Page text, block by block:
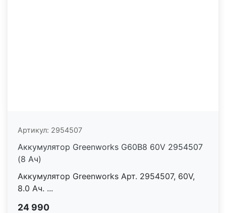
Артикул: 2954507
Аккумулятор Greenworks G60B8 60V 2954507
(8 Ач)
Аккумулятор Greenworks Арт. 2954507, 60V,
8.0 Ач. ...
24 990